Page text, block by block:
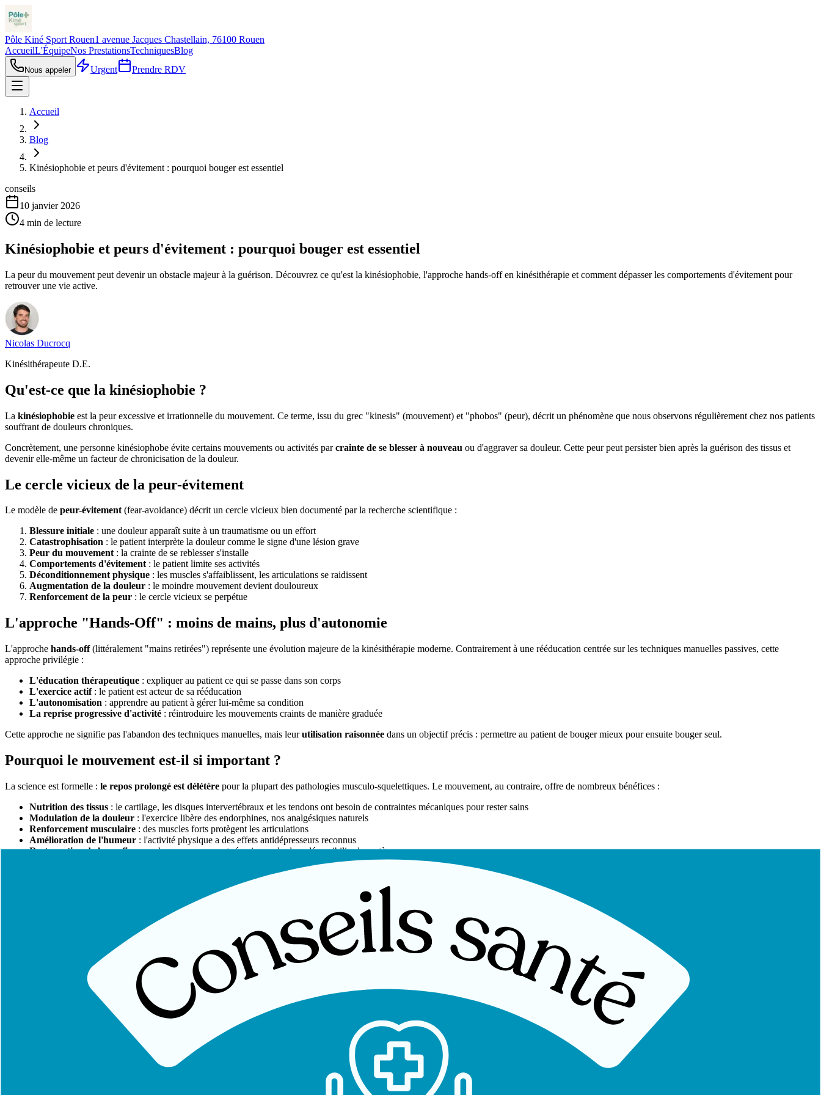
Pôle Kiné Sport Rouen1 avenue Jacques Chastellain, 76100 Rouen
AccueilL'ÉquipeNos PrestationsTechniquesBlog
Nous appeler Urgent Prendre RDV
Accueil
Blog
Kinésiophobie et peurs d'évitement : pourquoi bouger est essentiel
conseils
10 janvier 2026
4 min de lecture
Kinésiophobie et peurs d'évitement : pourquoi bouger est essentiel
La peur du mouvement peut devenir un obstacle majeur à la guérison. Découvrez ce qu'est la kinésiophobie, l'approche hands-off en kinésithérapie et comment dépasser les comportements d'évitement pour
retrouver une vie active.
Nicolas Ducrocq
Kinésithérapeute D.E.
Qu'est-ce que la kinésiophobie ?
La kinésiophobie est la peur excessive et irrationnelle du mouvement. Ce terme, issu du grec "kinesis" (mouvement) et "phobos" (peur), décrit un phénomène que nous observons régulièrement chez nos patients
souffrant de douleurs chroniques.
Concrètement, une personne kinésiophobe évite certains mouvements ou activités parcrainte de se blesser à nouveau ou d'aggraver sa douleur. Cette peur peut persister bien après la guérison des tissus et
devenir elle-même un facteur de chronicisation de la douleur.
Le cercle vicieux de la peur-évitement
Le modèle de peur-évitement(fear-avoidance) décrit un cercle vicieux bien documenté par la recherche scientifique :
Blessure initiale : une douleur apparaît suite à un traumatisme ou un effort
Catastrophisation : le patient interprète la douleur comme le signe d'une lésion grave
Peur du mouvement: la crainte de se reblesser s'installe
Comportements d'évitement: le patient limite ses activités
Déconditionnement physique : les muscles s'affaiblissent, les articulations se raidissent
Augmentation de la douleur : le moindre mouvement devient douloureux
Renforcement de la peur : le cercle vicieux se perpétue
L'approche "Hands-Off" : moins de mains, plus d'autonomie
L'approche hands-off(littéralement "mains retirées") représente une évolution majeure de la kinésithérapie moderne. Contrairement à une rééducation centrée sur les techniques manuelles passives, cette
approche privilégie :
L'éducation thérapeutique : expliquer au patient ce qui se passe dans son corps
L'exercice actif: le patient est acteur de sa rééducation
L'autonomisation : apprendre au patient à gérer lui-même sa condition
La reprise progressive d'activité : réintroduire les mouvements craints de manière graduée
Cette approche ne signifie pas l'abandon des techniques manuelles, mais leurutilisation raisonnée dans un objectif précis : permettre au patient de bouger mieux pour ensuite bouger seul.
Pourquoi le mouvement est-il si important ?
La science est formelle : le repos prolongé est délétère pour la plupart des pathologies musculo-squelettiques. Le mouvement, au contraire, offre de nombreux bénéfices :
Nutrition des tissus : le cartilage, les disques intervertébraux et les tendons ont besoin de contraintes mécaniques pour rester sains
Modulation de la douleur : l'exercice libère des endorphines, nos analgésiques naturels
Renforcement musculaire : des muscles forts protègent les articulations
Amélioration de l'humeur : l'activité physique a des effets antidépresseurs reconnus
Restauration de la confiance: chaque mouvement réussi sans douleur désensibilise le système nerveux
Au Pôle Santé Sport, notre approche pour accompagner les patients kinésiophobes repose sur plusieurs piliers :
douleur ne signifie pas lésion
est fondamental. La douleur est un signal d'alarme du système nerveux, pas nécessairement le reflet d'un dommage tissulaire. Dans les douleurs chroniques, ce
système d'alarme est souvent déréglé.
2. L'exposition graduée
Nous réintroduisons progressivement les mouvements craints, en commençant par des versions simplifiées. Chaque succès renforce la confiance du patient et désensibilise son système nerveux.
3. La fixation d'objectifs fonctionnels
Plutôt que de se focaliser sur la douleur, nous travaillons sur des : reprendre la marche, pouvoir porter ses courses, retourner au travail, reprendre le sport...